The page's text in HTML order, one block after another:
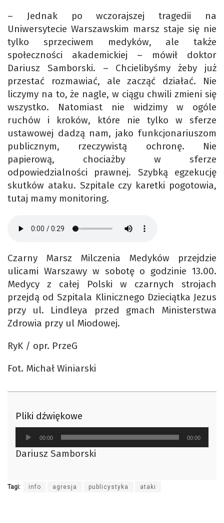
– Jednak po wczorajszej tragedii na
Uniwersytecie Warszawskim marsz staje się nie
tylko sprzeciwem medyków, ale także
społeczności akademickiej – mówił doktor
Dariusz Samborski. – Chcielibyśmy żeby już
przestać rozmawiać, ale zacząć działać. Nie
liczymy na to, że nagle, w ciągu chwili zmieni się
wszystko. Natomiast nie widzimy w ogóle
ruchów i kroków, które nie tylko w sferze
ustawowej dadzą nam, jako funkcjonariuszom
publicznym, rzeczywistą ochronę. Nie
papierową, chociażby w sferze
odpowiedzialności prawnej. Szybką egzekucję
skutków ataku. Szpitale czy karetki pogotowia,
tutaj mamy monitoring.
Czarny Marsz Milczenia Medyków przejdzie
ulicami Warszawy w sobotę o godzinie 13.00.
Medycy z całej Polski w czarnych strojach
przejdą od Szpitala Klinicznego Dzieciątka Jezus
przy ul. Lindleya przed gmach Ministerstwa
Zdrowia przy ul Miodowej.
RyK / opr. PrzeG
Fot. Michał Winiarski
Pliki dźwiękowe
Odtwarzacz
plików
dźwiękowych
00:00 00:00
Dariusz Samborski
Tagi: info agresja publicystyka ataki